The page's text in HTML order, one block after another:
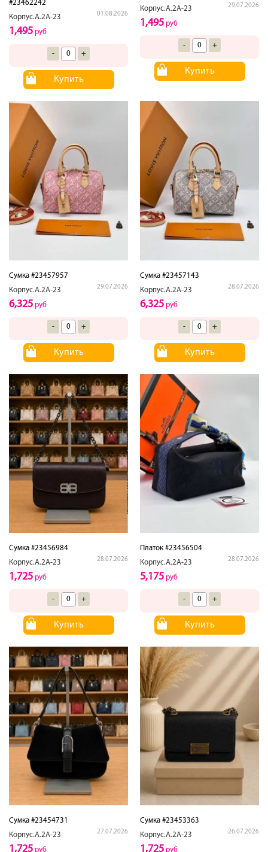
#23462242
Корпус.А.2А-23
01.08.2026
1,495 руб
- +
Купить
Корпус.А.2А-23 29.07.2026
1,495 руб
- +
Купить
Сумка #23457957
Корпус.А.2А-23
29.07.2026
6,325 руб
- +
Купить
Сумка #23457143
Корпус.А.2А-23
28.07.2026
6,325 руб
- +
Купить
Сумка #23456984
Корпус.А.2А-23
28.07.2026
1,725 руб
- +
Купить
Платок #23456504
Корпус.А.2А-23
28.07.2026
5,175 руб
- +
Купить
Сумка #23454731
Корпус.А.2А-23
27.07.2026
1,725 руб
Сумка #23453363
Корпус.А.2А-23
26.07.2026
1,725 руб